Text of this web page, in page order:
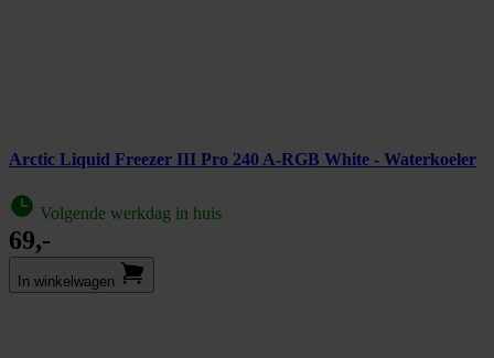
Arctic Liquid Freezer III Pro 240 A-RGB White - Waterkoeler
Volgende werkdag in huis
69,-
In winkel­wagen